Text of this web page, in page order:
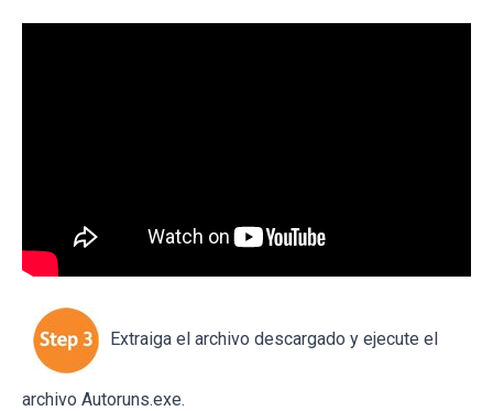
Extraiga el archivo descargado y ejecute el
archivo Autoruns.exe.